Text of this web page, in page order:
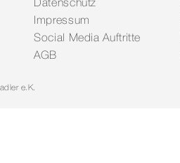
Datenschutz
Impressum
Social Media Auftritte
AGB
e.K.